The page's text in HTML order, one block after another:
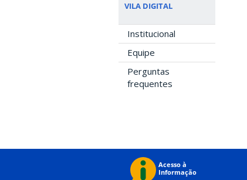
VILA DIGITAL
Institucional
Equipe
Perguntas
frequentes